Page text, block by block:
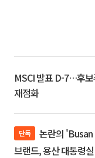
MSCI 발표 D-7…후
재점화
단독
브랜드, 용산 대통령